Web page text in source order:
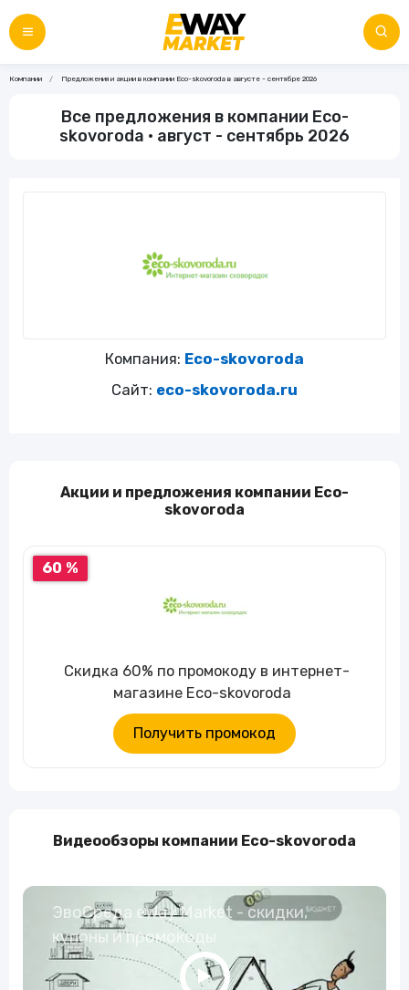
Компании Предложения и акции в компании Eco-skovoroda в августе - сентябре 2026
Все предложения в компании Eco-
skovoroda • август - сентябрь 2026
Компания: Eco-skovoroda
Сайт: eco-skovoroda.ru
Акции и предложения компании Eco-
skovoroda
60 %
Скидка 60% по промокоду в интернет-
магазине Eco-skovoroda
Получить промокод
Видеообзоры компании Eco-skovoroda
ЭвоСреда eWay Market - скидки,
купоны и промокоды